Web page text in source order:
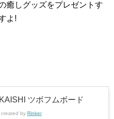
癒しグッズをプレゼントす
よ!
ツボフムボード
created by Rinker